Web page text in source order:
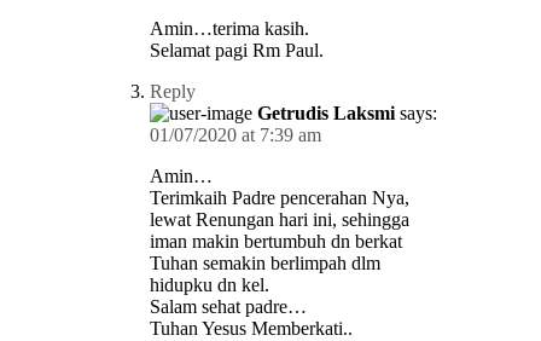
Amin…terima kasih.
Selamat pagi Rm Paul.
Reply
Getrudis Laksmi says:
01/07/2020 at 7:39 am
Amin…
Terimkaih Padre pencerahan Nya,
lewat Renungan hari ini, sehingga
iman makin bertumbuh dn berkat
Tuhan semakin berlimpah dlm
hidupku dn kel.
Salam sehat padre…
Tuhan Yesus Memberkati..